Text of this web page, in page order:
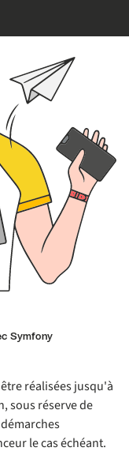
Symfony
réalisées jusqu'à
sous réserve de
le cas échéant.